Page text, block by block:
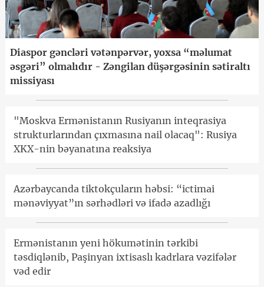
Diaspor gəncləri vətənpərvər, yoxsa “məlumat
əsgəri” olmalıdır - Zəngilan düşərgəsinin sətiraltı
missiyası
"Moskva Ermənistanın Rusiyanın inteqrasiya
strukturlarından çıxmasına nail olacaq": Rusiya
XKX-nin bəyanatına reaksiya
Azərbaycanda tiktokçuların həbsi: “ictimai
mənəviyyat”ın sərhədləri və ifadə azadlığı
Ermənistanın yeni hökumətinin tərkibi
təsdiqlənib, Paşinyan ixtisaslı kadrlara vəzifələr
vəd edir